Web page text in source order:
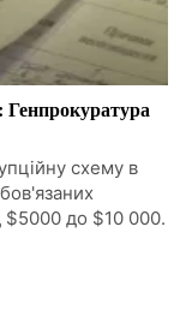
Генпрокуратура
схему в
$5000 до $10 000.